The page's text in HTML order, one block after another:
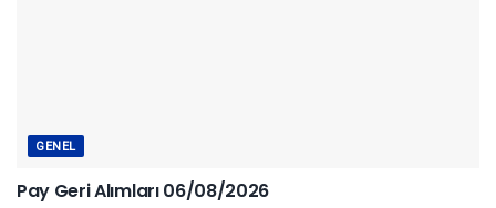
GENEL
Pay Geri Alımları 06/08/2026